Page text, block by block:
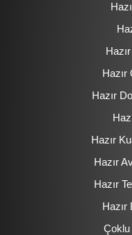
Hazır
Hazır
Hazır
Hazır
Hazır
Hazır
Çoklu